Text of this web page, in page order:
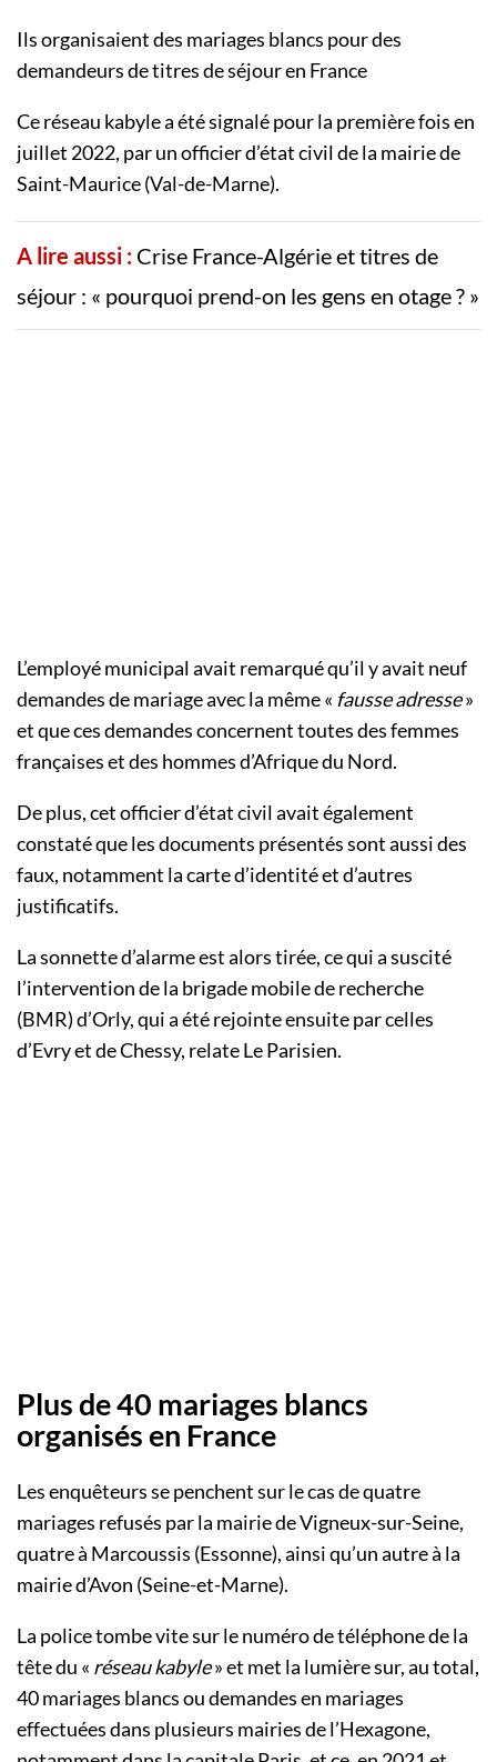
Ils organisaient des mariages blancs pour des
demandeurs de titres de séjour en France
Ce réseau kabyle a été signalé pour la première fois en
juillet 2022, par un officier d’état civil de la mairie de
Saint-Maurice (Val-de-Marne).
A lire aussi : Crise France-Algérie et titres de
séjour : « pourquoi prend-on les gens en otage ? »
L’employé municipal avait remarqué qu’il y avait neuf
demandes de mariage avec la même « fausse adresse»
et que ces demandes concernent toutes des femmes
françaises et des hommes d’Afrique du Nord.
De plus, cet officier d’état civil avait également
constaté que les documents présentés sont aussi des
faux, notamment la carte d’identité et d’autres
justificatifs.
La sonnette d’alarme est alors tirée, ce qui a suscité
l’intervention de la brigade mobile de recherche
(BMR) d’Orly, qui a été rejointe ensuite par celles
d’Evry et de Chessy, relate Le Parisien.
Plus de 40 mariages blancs
organisés en France
Les enquêteurs se penchent sur le cas de quatre
mariages refusés par la mairie de Vigneux-sur-Seine,
quatre à Marcoussis (Essonne), ainsi qu’un autre à la
mairie d’Avon (Seine-et-Marne).
La police tombe vite sur le numéro de téléphone de la
tête du « réseau kabyle» et met la lumière sur, au total,
40 mariages blancs ou demandes en mariages
effectuées dans plusieurs mairies de l’Hexagone,